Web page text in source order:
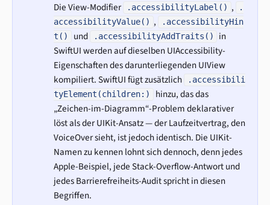
Die View-Modifier .accessibilityLabel() ,
.
accessibilityValue() ,
.accessibilityHin
t()
und .accessibilityAddTraits()
in
SwiftUI werden auf dieselben UIAccessibility-
Eigenschaften des darunterliegenden UIView
kompiliert. SwiftUI fügt zusätzlich
.accessibili
tyElement(children:)
hinzu, das das
„Zeichen-im-Diagramm“-Problem deklarativer
löst als der UIKit-Ansatz — der Laufzeitvertrag, den
VoiceOver sieht, ist jedoch identisch. Die UIKit-
Namen zu kennen lohnt sich dennoch, denn jedes
Apple-Beispiel, jede Stack-Overflow-Antwort und
jedes Barrierefreiheits-Audit spricht in diesen
Begriffen.